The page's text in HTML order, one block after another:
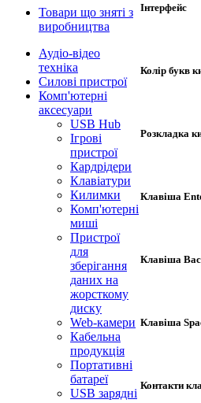
Товари що зняті з
виробництва
Аудіо-відео
техніка
Силові пристрої
Комп'ютерні
аксесуари
USB Hub
Ігрові
пристрої
Кардрідери
Клавіатури
Килимки
Комп'ютерні
миші
Пристрої
для
зберігання
даних на
жорсткому
диску
Web-камери
Кабельна
продукція
Портативні
батареї
USB зарядні
Інтерфейс
Колір букв
Розкладка
Клавіша
Клавіша
Клавіша
Контакти